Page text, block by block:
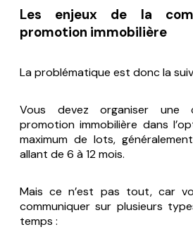
Les enjeux de la
promotion immobilière
La problématique est donc la
Vous devez organiser une
promotion immobilière dans
maximum de lots,
allant de 6 à 12 mois.
Mais ce n’est pas tout, car
communiquer sur plusieurs
temps :